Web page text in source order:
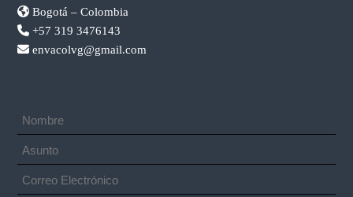
Bogotá – Colombia
+57 319 3476143
envacolvg@gmail.com